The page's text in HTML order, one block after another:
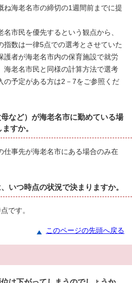
ね海老名市の締切の1週間前までに提
市民を優先するという観点から、
指数は一律5点での選考とさせていた
護者が海老名市内の保育施設で就労
海老名市民と同様の計算方法で選考
の予定がある方は2－7をご参照くだ
など）が海老名市に勤めている場
すか。
事先が海老名市にある場合のみ在
いつ時点の状況で決まりますか。
です。
このページの先頭へ戻る